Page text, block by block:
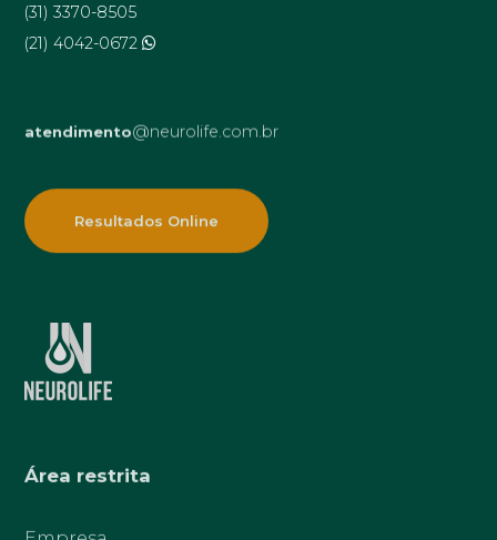
Área restrita
(31) 3370-8505
(21) 4042-0672
atendimento@neurolife.com.br